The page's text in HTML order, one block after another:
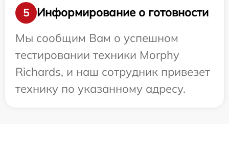
5
Информирование о готовности
Мы сообщим Вам о успешном
тестировании техники Morphy
Richards, и наш сотрудник привезет
технику по указанному адресу.